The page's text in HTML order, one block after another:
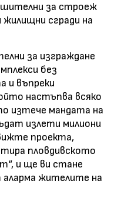
за строеж
сгради на
за изграждане
без
и въпреки
настъпва всяко
изтече мандата на
излети милиони
проекта,
пловдивското
и ще ви стане
жителите на